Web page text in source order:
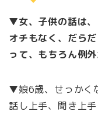
▼女、子供の話は、
オチもなく、だら
って、もちろん例
▼娘6歳、せっかく
話し上手、聞き上